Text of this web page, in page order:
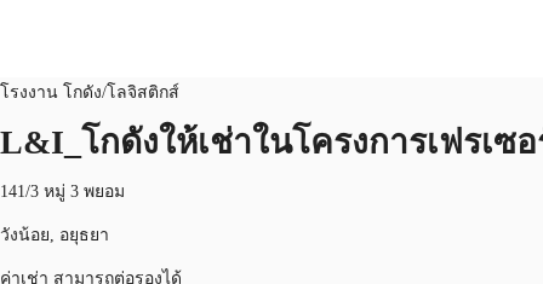
พื้นที่สำนักงาน เฟล็กสเปซ บทความที่น่าสนใจ
โรงงาน โกดัง/โลจิสติกส์
L&I_โกดังให้เช่าในโครงการเฟรเซ
141/3 หมู่ 3 พยอม
วังน้อย, อยุธยา
ค่าเช่า สามารถต่อรองได้